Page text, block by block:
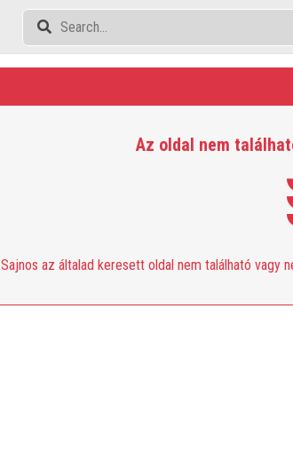
Az oldal nem
Sajnos az általad keresett oldal nem található vagy